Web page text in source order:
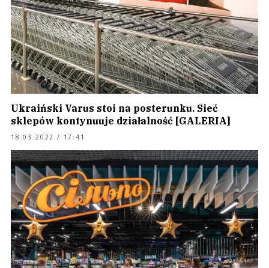
Ukraiński Varus stoi na posterunku. Sieć
sklepów kontynuuje działalność [GALERIA]
18.03.2022 / 17:41